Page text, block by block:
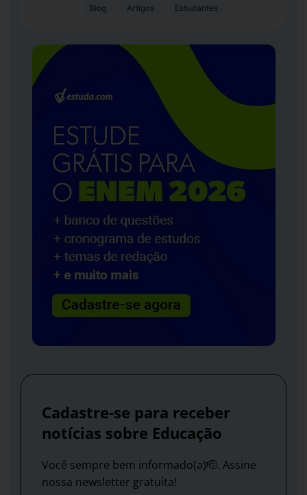
Blog Artigos Estudantes
Cadastre-se para receber
notícias sobre Educação
Você sempre bem informado(a)🫡. Assine
nossa newsletter gratuita!